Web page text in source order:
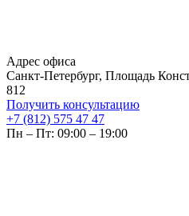
Адрес офиса
Санкт-Петербург, Площадь
812
Получить консультацию
+7 (812) 575 47 47
Пн – Пт: 09:00 – 19:00